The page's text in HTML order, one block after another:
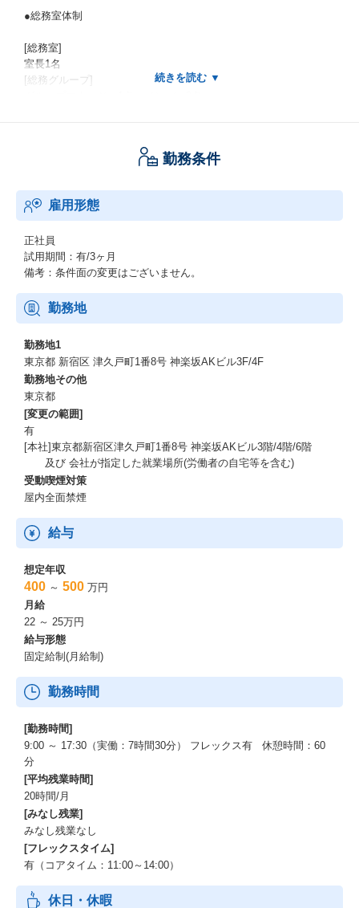
●総務室体制
[総務室]
室長1名
[総務グループ]
●平均年齢、男女比 ※兼任者、出向者を除く
平均46歳
[20代]
0名
[30代]
2名
1名
[50代]
3名
[60代]
0名
[男女]
女性1名、男性5名
●部署の方針、課題
方針：ITサービスとシェアードサービスという性格の異なる2つの
事業を営む会社の総務部門として、幅広い業務に対応しつつ、新
しい取り組みへの挑戦も行っています。
課題：年齢層が比較的高いことから、次世代人材の育成が急務と
なっています。
●社員の育成(入社後の教育の方針 等)
上長からのOJTを通じて、会社の事業や制度に関する理解を深め
るとともに、業務経験を積むことで、半年程度を目安に自立した
業務遂行を目指して頂きます。
その後は、通常業務に加えてPJ参加などの場面でリーダ候補とし
ての経験を積んで頂く想定です。
●キャリアパス
メンバー：まずは自立した業務遂行を目指して経験を積んで頂き
ます。
法改正に応じて社内規程の見直しを行うなど、その時々に優先度
の高いPJが発生しますので、さまざまな業務を経験して頂けると
思います。
また、シェアード部門での業務やグループ会社への出向など、自
社以外の環境における経験を得ることもできます。
リーダー：上長の指揮命令下において、PJによっては、リーダー
としてチームをけん引して頂くことを想定しています。
勤務条件
雇用形態
正社員
試用期間：有/3ヶ月
備考：条件面の変更はございません。
勤務地
勤務地1
東京都 新宿区 津久戸町1番8号 神楽坂AKビル3F/4F
勤務地その他
東京都
[変更の範囲]
有
[本社]東京都新宿区津久戸町1番8号 神楽坂AKビル3階/4階/6階
及び 会社が指定した就業場所(労働者の自宅等を含む)
受動喫煙対策
屋内全面禁煙
給与
想定年収
400 ～ 500 万円
月給
22 ～ 25万円
給与形態
固定給制(月給制)
勤務時間
[勤務時間]
9:00 ～ 17:30（実働：7時間30分） フレックス有 休憩時間：60
分
[平均残業時間]
20時間/月
[みなし残業]
みなし残業なし
[フレックスタイム]
有（コアタイム：11:00～14:00）
休日・休暇